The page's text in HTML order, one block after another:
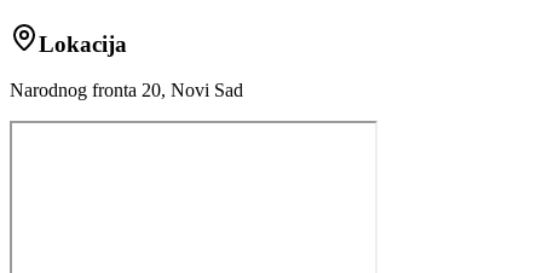
Lokacija
Narodnog fronta 20, Novi Sad